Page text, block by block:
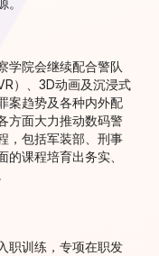
学院会继续配合警队
）、3D动画及沉浸式
案趋势及各种内外配
方面大力推动数码警
，包括军装部、刑事
课程培育出务实、
职训练，专项在职发